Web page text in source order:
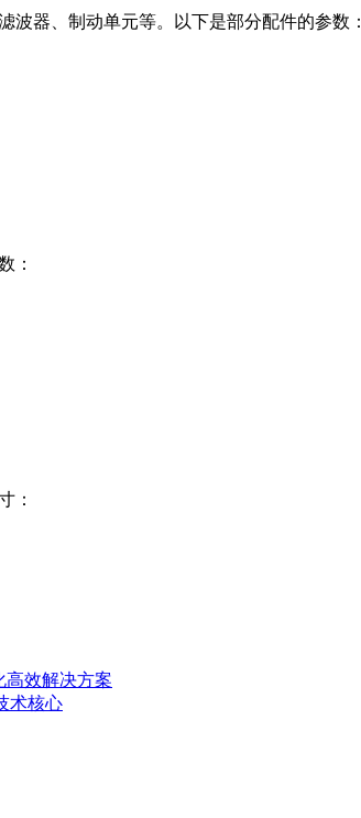
波器、制动单元等。以下是部分配件的参数：
：
：
高效解决方案
术核心